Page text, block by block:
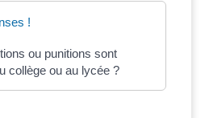
!
ou punitions sont
collège ou au lycée ?